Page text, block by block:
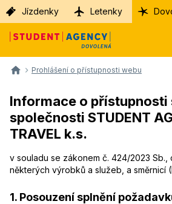
Jízdenky Letenky
Prohlášení o přístupnosti webu
Informace o přístupnosti
společnosti STUDENT
TRAVEL k.s.
v souladu se zákonem č. 424/2023 Sb.,
některých výrobků a služeb, a směrnicí
1. Posouzení splnění